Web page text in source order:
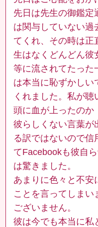
先日は先生の御鑑定
は関与していない過
てくれ、その時は正
生はなくどんどん彼
等に流されてたった
は本当に恥ずかしい
くれました。私が聴
頭に血が上ったのか
彼らしくない言葉が
る訳ではないので信
てFacebookも彼自
は驚きました。
あまりに色々と不安
ことを言ってしまい
ございません。
彼は今でも本当に私